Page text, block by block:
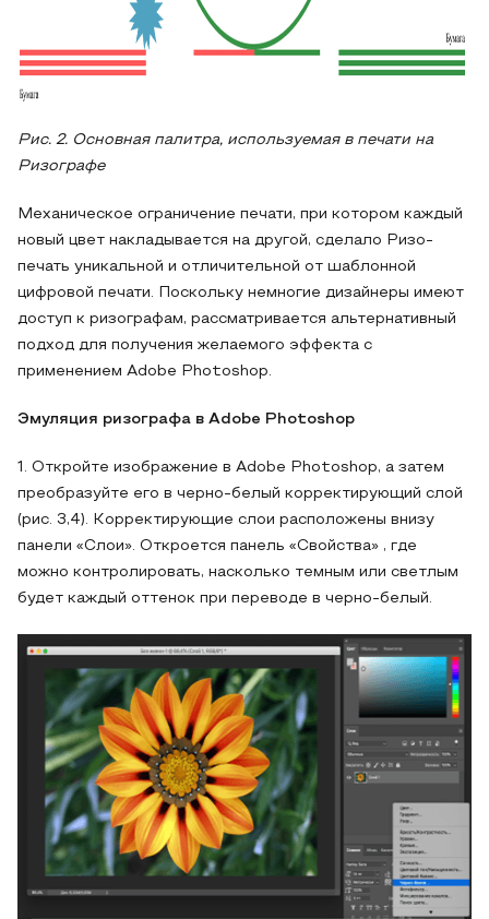
Рис. 2. Основная палитра, используемая в печати на
Ризографе
Механическое ограничение печати, при котором каждый
новый цвет накладывается на другой, сделало Ризо-
печать уникальной и отличительной от шаблонной
цифровой печати. Поскольку немногие дизайнеры имеют
доступ к ризографам, рассматривается альтернативный
подход для получения желаемого эффекта с
применением Adobe Photoshop.
Эмуляция ризографа в Adobe Photoshop
1. Откройте изображение в Adobe Photoshop, а затем
преобразуйте его в черно-белый корректирующий слой
(рис. 3,4). Корректирующие слои расположены внизу
панели «Слои». Откроется панель «Свойства» , где
можно контролировать, насколько темным или светлым
будет каждый оттенок при переводе в черно-белый.